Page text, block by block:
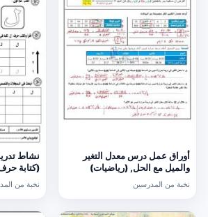
أوراق عمل درس معدل التغير
والميل مع الحل, (رياضيات)
الحادي عشر العام
نخبة من المدرسين
نشاط
نخبة من